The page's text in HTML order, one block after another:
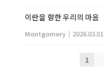
이란을 향한 우리의 마음
Montgomery | 2026.03.01
1